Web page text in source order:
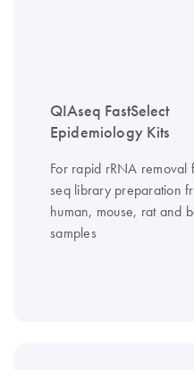
QIAseq FastSelect
Epidemiology Kits
For rapid rRNA removal
seq library preparation
human, mouse, rat and
samples